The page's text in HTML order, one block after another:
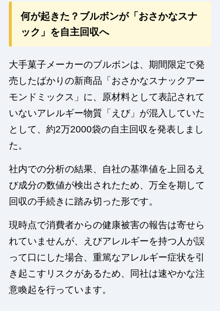
何が起きた？ブルボンが「おさかなスナ
ック」を自主回収へ
大手菓子メーカーのブルボンは、期間限定で発
売したばかりの新商品「おさかなスナックアー
モンドミックス」に、原材料として表記されて
いないアレルギー物質「えび」が混入していた
として、約2万2000袋の自主回収を発表しまし
た。
社内での分析の結果、自社の基準値を上回るえ
び成分の数値が検出されたため、万全を期して
回収の手続きに踏み切った形です。
現時点で消費者からの健康被害の報告は寄せら
れていませんが、えびアレルギーを持つ人が誤
って口にした場合、重篤なアレルギー症状を引
き起こすリスクがあるため、同社は速やかな注
意喚起を行っています。